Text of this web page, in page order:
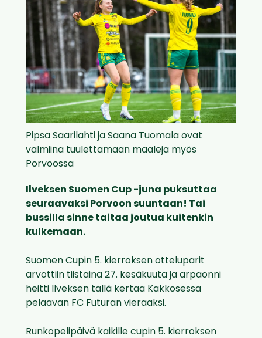
Pipsa Saarilahti ja Saana Tuomala ovat
valmiina tuulettamaan maaleja myös
Porvoossa
Ilveksen Suomen Cup -juna puksuttaa
seuraavaksi Porvoon suuntaan! Tai
bussilla sinne taitaa joutua kuitenkin
kulkemaan.
Suomen Cupin 5. kierroksen otteluparit
arvottiin tiistaina 27. kesäkuuta ja arpaonni
heitti Ilveksen tällä kertaa Kakkosessa
pelaavan FC Futuran vieraaksi.
Runkopelipäivä kaikille cupin 5. kierroksen